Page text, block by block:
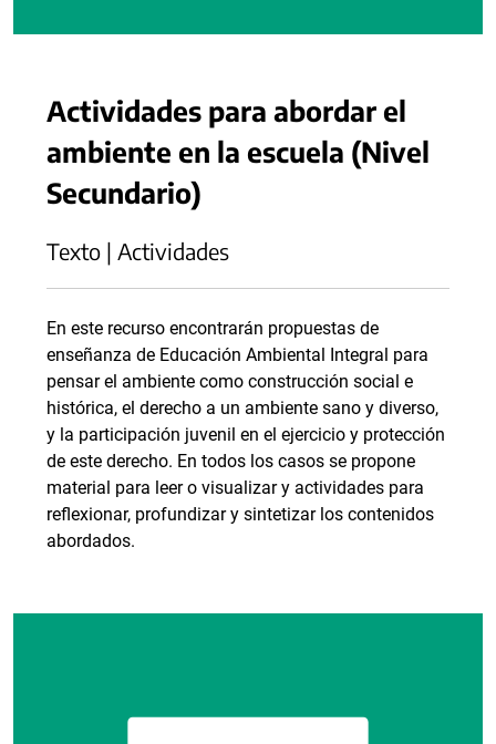
Actividades para abordar el
ambiente en la escuela (Nivel
Secundario)
Texto | Actividades
En este recurso encontrarán propuestas de
enseñanza de Educación Ambiental Integral para
pensar el ambiente como construcción social e
histórica, el derecho a un ambiente sano y diverso,
y la participación juvenil en el ejercicio y protección
de este derecho. En todos los casos se propone
material para leer o visualizar y actividades para
reflexionar, profundizar y sintetizar los contenidos
abordados.